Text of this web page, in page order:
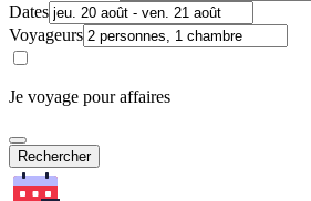
Dates
Voyageurs
Je voyage pour affaires
Rechercher